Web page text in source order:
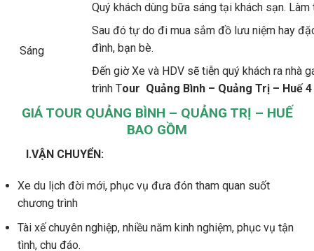
Sáng
Quý khách dùng bữa sáng tại khách sạn.
Sau đó tự do đi mua sắm đồ lưu niệm hay
đình, bạn bè.
Đến giờ Xe và HDV sẽ tiễn quý khách ra nhà
trình Tour Quảng Bình – Quảng Trị – Huế
GIÁ TOUR QUẢNG BÌNH – QUẢNG TRỊ – HUẾ
BAO GỒM
I.VẬN CHUYỂN:
Xe du lịch đời mới, phục vụ đưa đón tham quan suốt
chương trình
Tài xế chuyên nghiệp, nhiều năm kinh nghiệm, phục vụ tận
tình, chu đáo.